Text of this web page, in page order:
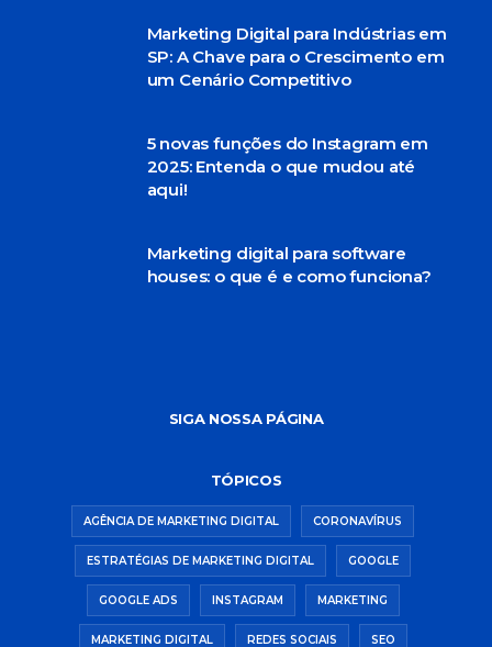
Marketing Digital para Indústrias em
SP: A Chave para o Crescimento em
um Cenário Competitivo
5 novas funções do Instagram em
2025: Entenda o que mudou até
aqui!
Marketing digital para software
houses: o que é e como funciona?
SIGA NOSSA PÁGINA
TÓPICOS
AGÊNCIA DE MARKETING DIGITAL CORONAVÍRUS
ESTRATÉGIAS DE MARKETING DIGITAL GOOGLE
GOOGLE ADS INSTAGRAM MARKETING
MARKETING DIGITAL REDES SOCIAIS SEO